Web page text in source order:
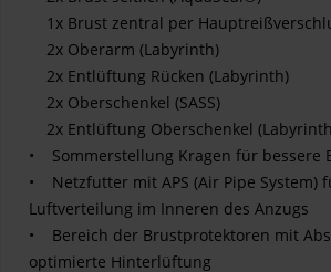
1x Brust zentral per
2x Oberarm (Labyrinth)
2x Entlüftung Rücken (Labyrinth)
2x Oberschenkel (SASS)
2x Entlüftung Oberschenkel
• Sommerstellung Kragen für bessere
• Netzfutter mit APS (Air Pipe System)
Luftverteilung im Inneren des Anzugs
• Bereich der Brustprotektoren mit
optimierte Hinterlüftung